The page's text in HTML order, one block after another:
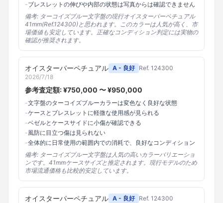
-ブレスレットの伸びや内部の状態は写真からは確認できません
備考: ターコイズブルー文字盤の現行オイスターパーペチュアル
41mm(Ref.124300)と思われます。このカラーは人気が高く、市
場価値も安定しています。正確なコンディション判定には実物の
確認が推奨されます。
オイスターパーペチュアル A - 良好 Ref. 124300
2026/7/18
参考査定額: ¥750,000 〜 ¥950,000
-文字盤のターコイズブルーカラーは変色なく良好な状態
-ケースとブレスレットに軽微な使用感が見られる
-ベゼルとケースサイドに小傷が確認できる
-風防に目立つ傷は見られない
-全体的に日常使用の範囲内での消耗で、良好なコンディション
備考: ターコイズブルー文字盤は人気の高いカラーバリエーショ
ンです。41mmケースサイズと推定されます。現行モデルのため
市場流通価格も比較的安定しています。
オイスターパーペチュアル A - 良好 Ref. 124300